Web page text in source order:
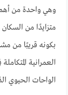
وهي واحدة من أهم
متزايدًا من
الواحات الحيوي